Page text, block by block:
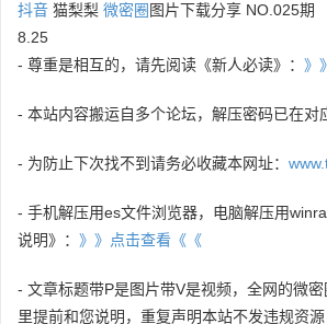
抖音 猫梨梨 微密圈 图片下载分享 NO.025期
8.25
- 尊重是相互的，请先阅读《新人必读》： 》
- 本站内容搬运自多个论坛，解压密码已在对
- 为防止下次找不到请务必收藏本网址：
- 手机解压用es文件浏览器，电脑解压用
说明》： 》》点击查看《《
- 文章标题带P是图片带V是视频，全网的微
里提前和您说明，重复声明本站不发违规资源